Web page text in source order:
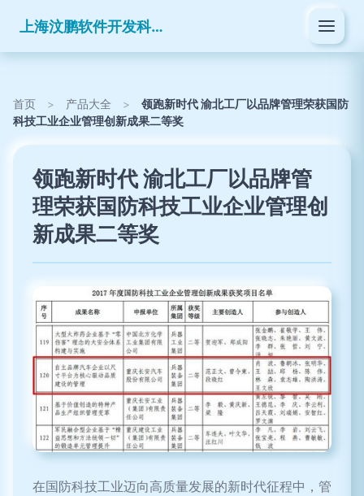
上海汶鹏软件开发科技有限公司
首页 > 产品大全 >
领跑新时代 渝北工厂以品牌管理荣获国防
科技工业企业管理创新成果二等奖
领跑新时代 渝北工厂以品牌管
理荣获国防科技工业企业管理创
新成果二等奖
在国防科技工业迈向高质量发展的新时代征程中，管